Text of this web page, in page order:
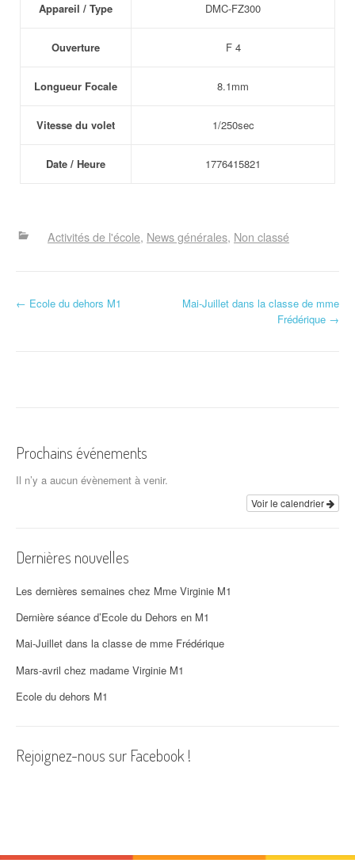
Appareil / Type DMC-FZ300
Ouverture F 4
Longueur Focale 8.1mm
Vitesse du volet 1/250sec
Date / Heure 1776415821
Activités de l'école News générales Non classé
N
a
t
n
d
'
a
r
t
c
← Ecole du dehors M1
Mai-Juillet dans la classe de mme
Frédérique →
Prochains événements
Il n’y a aucun évènement à venir.
Voir le calendrier
Dernières nouvelles
Les dernières semaines chez Mme Virginie M1
Dernière séance d’Ecole du Dehors en M1
Mai-Juillet dans la classe de mme Frédérique
Mars-avril chez madame Virginie M1
Ecole du dehors M1
Rejoignez-nous sur Facebook !